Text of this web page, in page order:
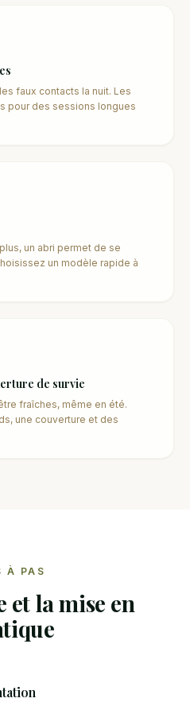
faux contacts la nuit. Les
pour des sessions longues
un abri permet de se
un modèle rapide à
de survie
fraîches, même en été.
une couverture et des
À PAS
et la mise en